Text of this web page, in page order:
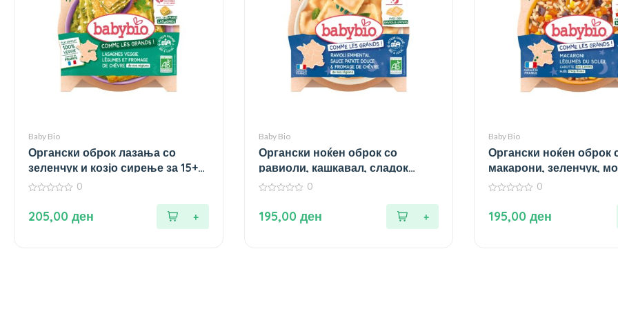
Baby Bio
Органски оброк лазања со
зеленчук и козјо сирење за 15+
месеци – 200 гр.
5
0
205,00 ден
Baby Bio
Органски ноќен оброк со
равиоли, кашкавал, сладок
компир и козјо сирење за 15+
5
0
195,00 ден
Baby Bio
Органски ноќен оброк
макарони, зеленчук,
пченка за 15+ месеци –
5
0
195,00 ден